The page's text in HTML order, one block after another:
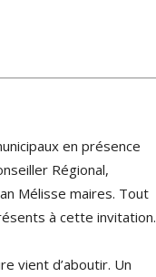
en présence
Régional,
Mélisse maires. Tout
à cette invitation.
vient d’aboutir. Un